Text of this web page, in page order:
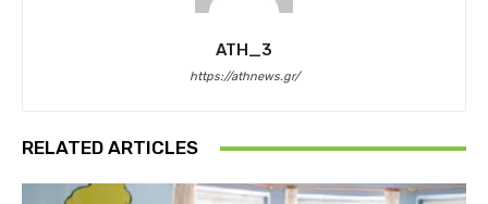
ATH_3
https://athnews.gr/
RELATED ARTICLES